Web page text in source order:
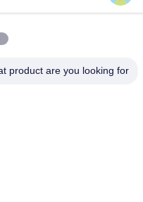
product are you looking for?